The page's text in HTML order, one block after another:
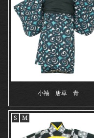
小袖 唐草 青
S M